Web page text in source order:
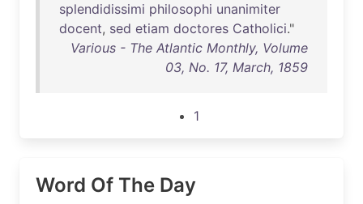
splendidissimi philosophi unanimiter
docent, sed etiam doctores Catholici."
Various - The Atlantic Monthly, Volume
03, No. 17, March, 1859
1
Word Of The Day